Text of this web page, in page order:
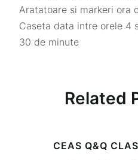
Aratatoare si markeri ora
Caseta data intre orele 4
30 de minute
Related
CEAS Q&Q